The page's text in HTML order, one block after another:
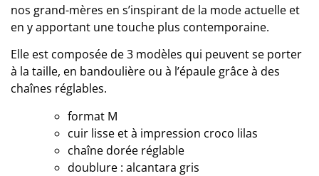
nos grand-mères en s’inspirant de la mode actuelle et
en y apportant une touche plus contemporaine.
Elle est composée de 3 modèles qui peuvent se porter
à la taille, en bandoulière ou à l’épaule grâce à des
chaînes réglables.
format M
cuir lisse et à impression croco lilas
chaîne dorée réglable
doublure : alcantara gris